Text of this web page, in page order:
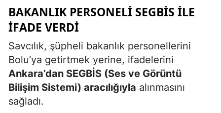
BAKANLIK PERSONELI SEGBİS ILE
İFADE VERDI
Savcılık, şüpheli bakanlık personellerini
Bolu’ya getirtmek yerine, ifadelerini
Ankara’dan SEGBİS (Ses ve Görüntü
Bilişim Sistemi) aracılığıyla alınmasını
sağladı.